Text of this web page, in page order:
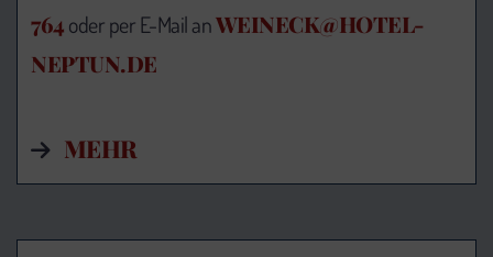
764oder per E-Mail anWEINECK@HOTEL-
NEPTUN.DE
MEHR